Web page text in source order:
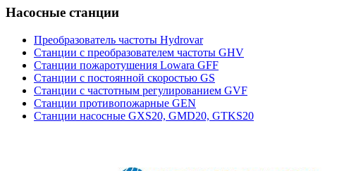
Насосные станции
Преобразователь частоты Hydrovar
Станции с преобразователем частоты GHV
Станции пожаротушения Lowara GFF
Станции с постоянной скоростью GS
Станции с частотным регулированием GVF
Станции противопожарные GEN
Станции насосные GXS20, GMD20, GTKS20